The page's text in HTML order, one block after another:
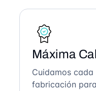
Máxima
Cuidamos
fabricación